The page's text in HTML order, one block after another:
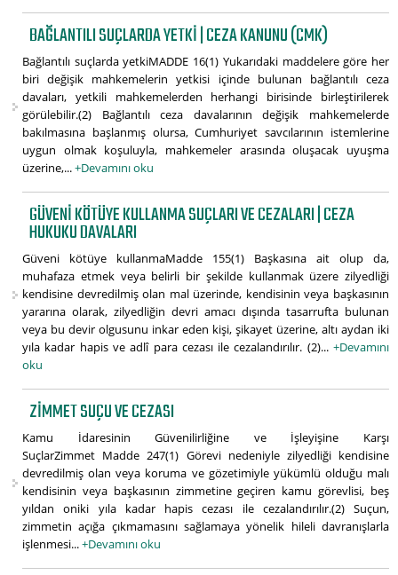
BAĞLANTILI SUÇLARDA YETKI | CEZA KANUNU (CMK)
Bağlantılı suçlarda yetkiMADDE 16(1) Yukarıdaki maddelere göre her
biri değişik mahkemelerin yetkisi içinde bulunan bağlantılı ceza
davaları, yetkili mahkemelerden herhangi birisinde birleştirilerek
görülebilir.(2) Bağlantılı ceza davalarının değişik mahkemelerde
bakılmasına başlanmış olursa, Cumhuriyet savcılarının istemlerine
uygun olmak koşuluyla, mahkemeler arasında oluşacak uyuşma
üzerine,...+Devamını oku
GÜVENI KÖTÜYE KULLANMA SUÇLARI VE CEZALARI | CEZA
HUKUKU DAVALARI
Güveni kötüye kullanmaMadde 155(1) Başkasına ait olup da,
muhafaza etmek veya belirli bir şekilde kullanmak üzere zilyedliği
kendisine devredilmiş olan mal üzerinde, kendisinin veya başkasının
yararına olarak, zilyedliğin devri amacı dışında tasarrufta bulunan
veya bu devir olgusunu inkar eden kişi, şikayet üzerine, altı aydan iki
yıla kadar hapis ve adlî para cezası ile cezalandırılır. (2)... +Devamını
oku
ZIMMET SUÇU VE CEZASI
Kamu İdaresinin Güvenilirliğine ve İşleyişine Karşı
SuçlarZimmet Madde 247(1) Görevi nedeniyle zilyedliği kendisine
devredilmiş olan veya koruma ve gözetimiyle yükümlü olduğu malı
kendisinin veya başkasının zimmetine geçiren kamu görevlisi, beş
yıldan oniki yıla kadar hapis cezası ile cezalandırılır.(2) Suçun,
zimmetin açığa çıkmamasını sağlamaya yönelik hileli davranışlarla
işlenmesi...+Devamını oku